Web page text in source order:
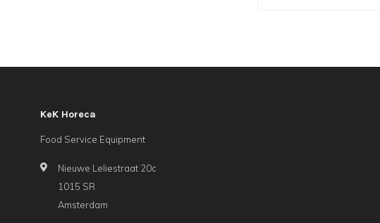
KeK Horeca
Food Service Equipment
Nieuwe Leliestraat 20c
1015 SR
Amsterdam